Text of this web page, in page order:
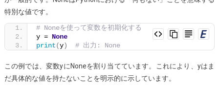
で
す
特別な値です。
# Noneを使って変数を初期化する
y = None
print(y) # 出力: None
この例では、変数yにNoneを割り当てています。これにより、yはま
だ具体的な値を持たないことを明示的に示しています。